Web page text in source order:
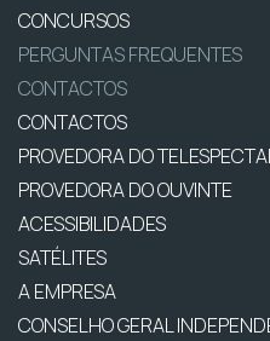
CONCURSOS
PERGUNTAS FREQUENTES
CONTACTOS
CONTACTOS
PROVEDORA DO
PROVEDORA DO OUVINTE
ACESSIBILIDADES
SATÉLITES
A EMPRESA
CONSELHO GERAL